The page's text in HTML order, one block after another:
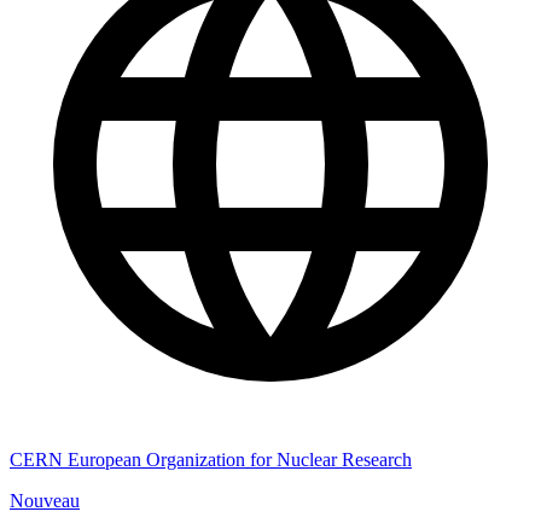
CERN European Organization for Nuclear Research
Nouveau